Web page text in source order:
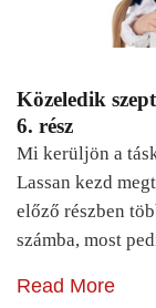
Közeledik
6. rész
Mi kerüljön a
Lassan kezd
előző részben
számba, most
Read More